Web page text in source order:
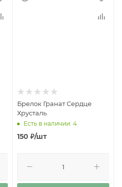
Брелок Гранат Сердце
Хрусталь
Есть в наличии: 4
150 ₽/шт